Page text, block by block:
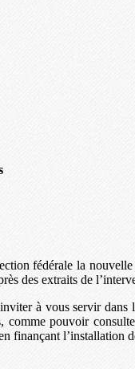
fédérale la
des extraits de
à vous servir dans
pouvoir
finançant l’installation